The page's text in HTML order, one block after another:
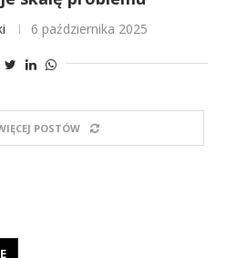
6 października 2025
POSTÓW